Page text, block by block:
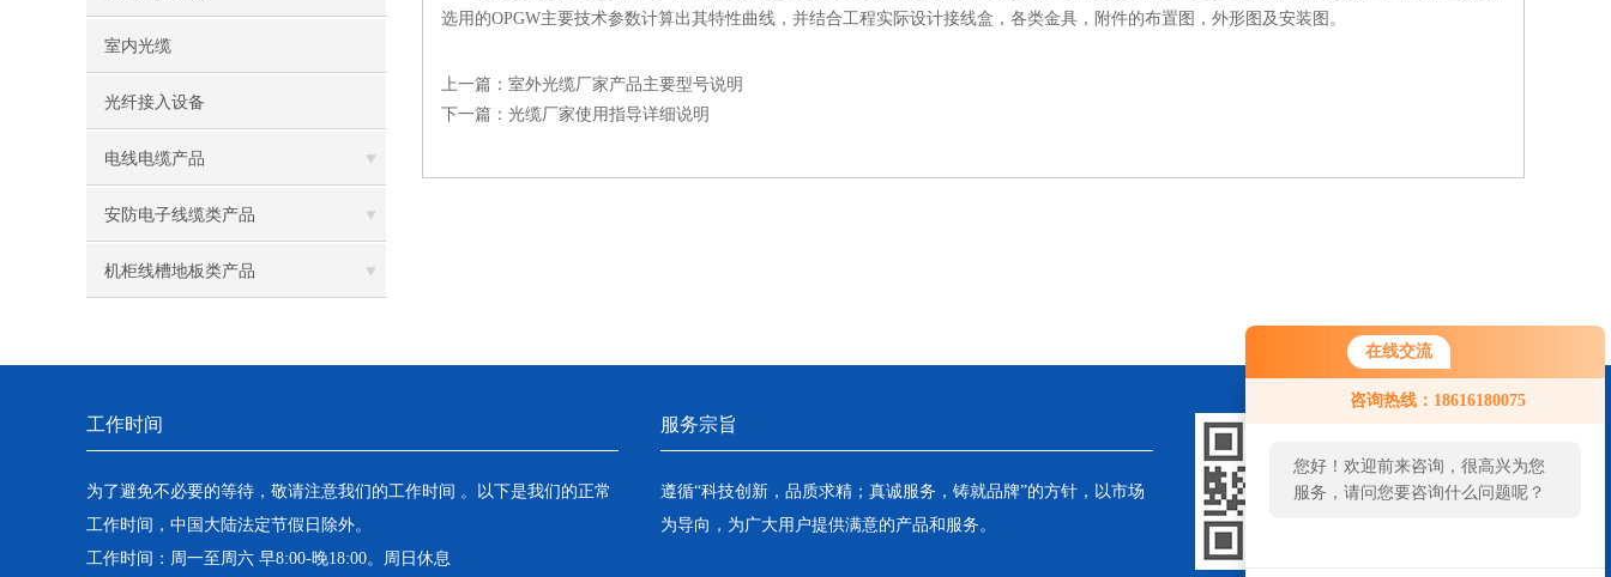
在线交流
咨询热线：18616180075
您好！欢迎前来咨询，很高兴为您
服务，请问您要咨询什么问题呢？
室内光缆
光纤接入设备
电线电缆产品
安防电子线缆类产品
机柜线槽地板类产品
选用的OPGW主要技术参数计算出其特性曲线，并结合工程实际设计接线盒，各类金具，附件的布置图，外形图及安装图。
上一篇： 室外光缆厂家产品主要型号说明
下一篇： 光缆厂家使用指导详细说明
工作时间
为了避免不必要的等待，敬请注意我们的工作时间 。以下是我们的正常
工作时间，中国大陆法定节假日除外。
工作时间：周一至周六 早8:00-晚18:00。周日休息
服务宗旨
遵循“科技创新，品质求精；真诚服务，铸就品牌”的方针，以市场
为导向，为广大用户提供满意的产品和服务。